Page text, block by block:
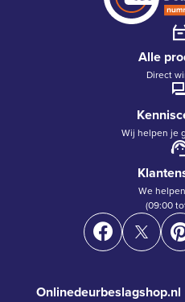
Alle
Direct
Wij helpen je
We
(09:00
Onlinedeurbeslagshop.nl